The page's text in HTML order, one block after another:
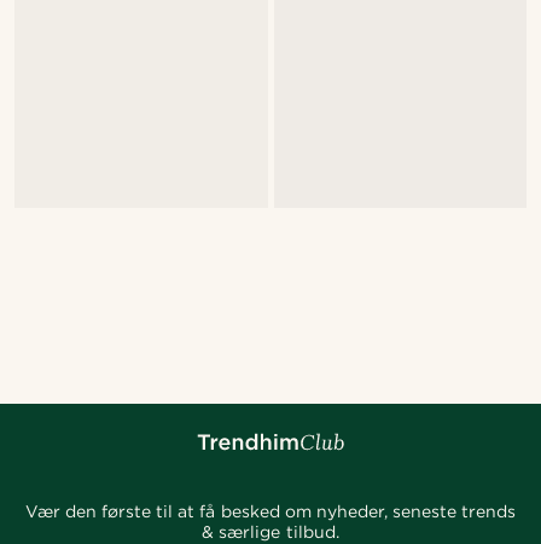
Vær den første til at få besked om nyheder, seneste trends
& særlige tilbud.